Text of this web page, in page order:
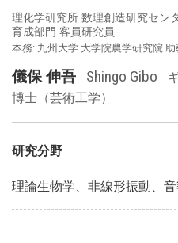
理化学研究所 数理創造研究セン
育成部門 客員研究員
本務: 九州大学 大学院農学研究院 助
儀保 伸吾 Shingo Gibo
博士（芸術工学）
研究分野
理論生物学、非線形振動、